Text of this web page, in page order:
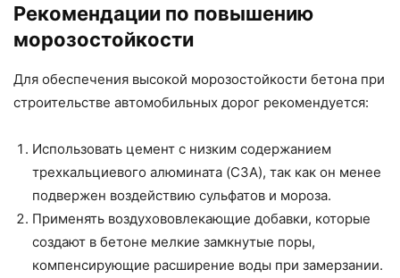
Рекомендации по повышению
морозостойкости
Для обеспечения высокой морозостойкости бетона при
строительстве автомобильных дорог рекомендуется:
Использовать цемент с низким содержанием
трехкальциевого алюмината (C3A), так как он менее
подвержен воздействию сульфатов и мороза.
Применять воздухововлекающие добавки, которые
создают в бетоне мелкие замкнутые поры,
компенсирующие расширение воды при замерзании.